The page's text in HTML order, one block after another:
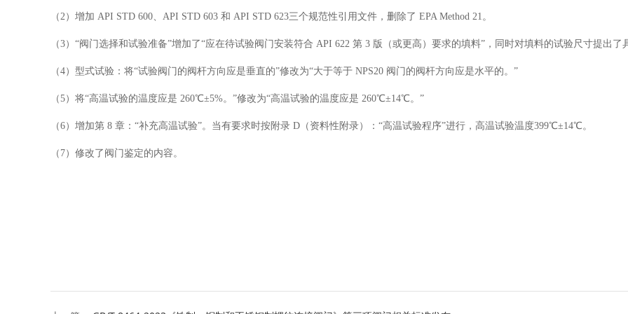
（2）增加 API STD 600、API STD 603 和 API STD 623三个规范性引用文件，删除了 EPA Method 21。
（3）“阀门选择和试验准备”增加了“应在待试验阀门安装符合 API 622 第 3 版（或更高）要求的填料”，同时对填料的试验尺寸提出了
（4）型式试验：将“试验阀门的阀杆方向应是垂直的”修改为“大于等于 NPS20 阀门的阀杆方向应是水平的。”
（5）将“高温试验的温度应是 260℃±5%。”修改为“高温试验的温度应是 260℃±14℃。”
（6）增加第 8 章：“补充高温试验”。当有要求时按附录 D（资料性附录）：“高温试验程序”进行，高温试验温度399℃±14℃。
（7）修改了阀门鉴定的内容。